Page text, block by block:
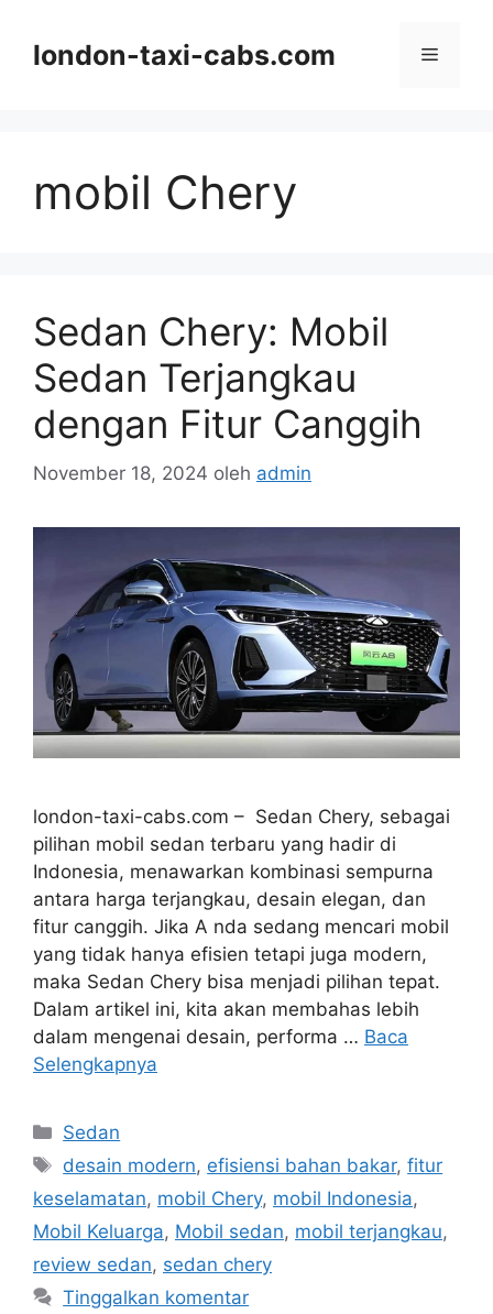
london-taxi-cabs.com Menu
mobil Chery
Sedan Chery: Mobil
Sedan Terjangkau
dengan Fitur Canggih
November 18, 2024 oleh admin
london-taxi-cabs.com – Sedan Chery, sebagai
pilihan mobil sedan terbaru yang hadir di
Indonesia, menawarkan kombinasi sempurna
antara harga terjangkau, desain elegan, dan
fitur canggih. Jika A nda sedang mencari mobil
yang tidak hanya efisien tetapi juga modern,
maka Sedan Chery bisa menjadi pilihan tepat.
Dalam artikel ini, kita akan membahas lebih
dalam mengenai desain, performa … Baca
Selengkapnya
Kategori
Sedan
Tag
desain modern, efisiensi bahan bakar,fitur
keselamatan, mobil Chery, mobil Indonesia,
Mobil Keluarga, Mobil sedan, mobil terjangkau,
review sedan, sedan chery
Tinggalkan komentar